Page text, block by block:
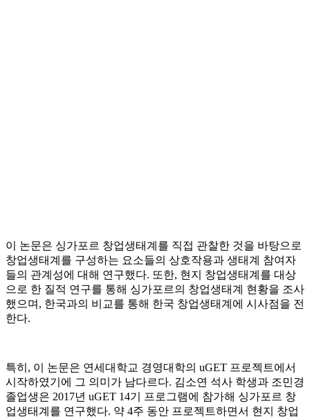
이 논문은 싱가포르 창업생태계를 직접 관찰한 것을 바탕으로
창업생태계를 구성하는 요소들의 상호작용과 생태계 참여자
들의 관계성에 대해 연구했다. 또한, 현지 창업생태계를 대상
으로 한 질적 연구를 통해 싱가포르의 창업생태계 현황을 조사
했으며, 한국과의 비교를 통해 한국 창업생태계에 시사점을 전
한다.
특히, 이 논문은 연세대학교 경영대학의 uGET 프로젝트에서
시작하였기에 그 의미가 남다르다. 김소연 석사 학생과 조민경
졸업생은 2017년 uGET 14기 프로그램에 참가해 싱가포르 창
업생태계를 연구했다. 약 4주 동안 프로젝트하면서 현지 창업